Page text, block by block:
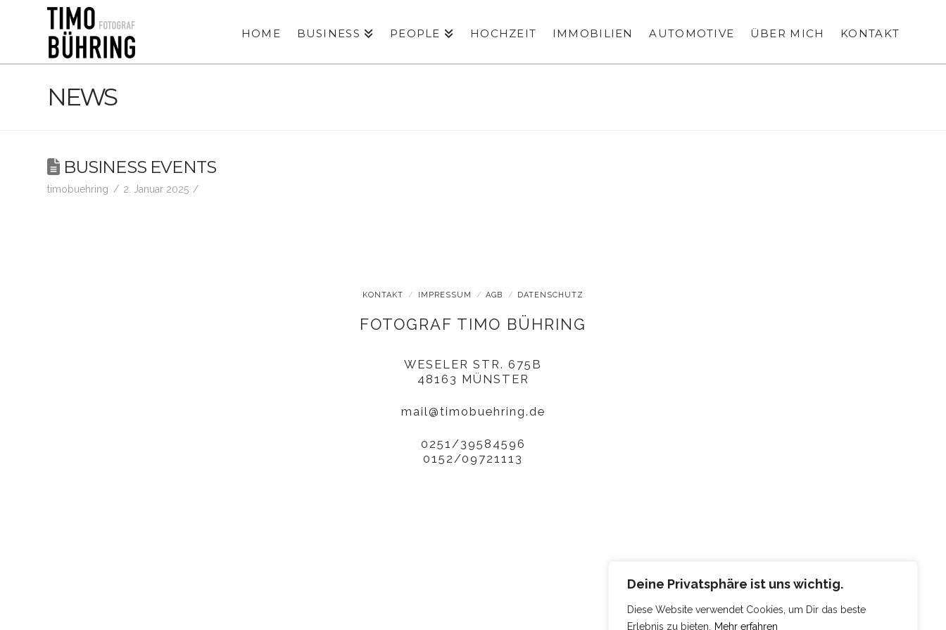
Deine Privatsphäre ist uns wichtig.
Diese Website verwendet Cookies, um Dir das beste
Erlebnis zu bieten.
Mehr erfahren
HOME BUSINESS PEOPLE HOCHZEIT IMMOBILIEN AUTOMOTIVE ÜBER MICH KONTAKT
NEWS
BUSINESS EVENTS
timobuehring 2. Januar 2025
KONTAKT IMPRESSUM AGB DATENSCHUTZ
FOTOGRAF TIMO BÜHRING
WESELER STR. 675B
48163 MÜNSTER
mail@timobuehring.de
0251/39584596
0152/09721113